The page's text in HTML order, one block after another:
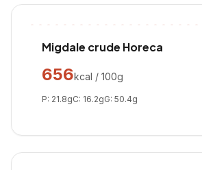
Migdale crude Horeca
656kcal / 100g
P: 21.8gC: 16.2gG: 50.4g